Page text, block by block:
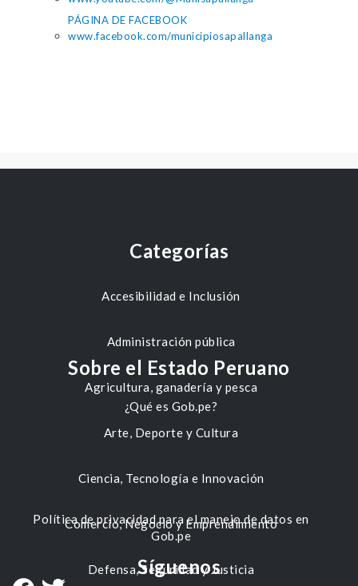
PÁGINA DE FACEBOOK
www.facebook.com/municipiosapallanga
Categorías
Accesibilidad e Inclusión
Administración pública
Agricultura, ganadería y pesca
Arte, Deporte y Cultura
Ciencia, Tecnología e Innovación
Comercio, Negocio y Emprendimiento
Defensa, Seguridad y Justicia
Sobre el Estado Peruano
¿Qué es Gob.pe?
Política de privacidad para el manejo de datos en
Gob.pe
Síguenos